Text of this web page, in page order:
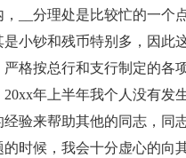
__分理处是比较忙的一个
小钞和残币特别多，因此
格按总行和支行制定的各
年上半年我个人没有发
验来帮助其他的同志，同
时候，我会十分虚心的向